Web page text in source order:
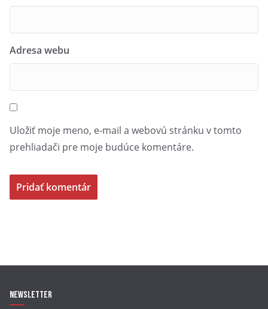
Adresa webu
Uložiť moje meno, e-mail a webovú stránku v tomto
prehliadači pre moje budúce komentáre.
Newsletter